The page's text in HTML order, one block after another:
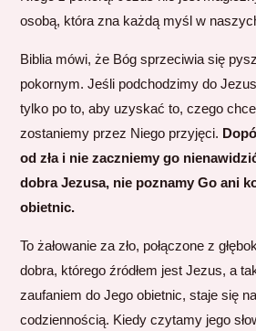
osobą, która zna każdą myśl w
Biblia mówi, że Bóg sprzeciwia się
pokornym. Jeśli podchodzimy do
tylko po to, aby uzyskać to, czego
zostaniemy przez Niego przyjęci.
od zła i nie zaczniemy go
dobra Jezusa, nie poznamy Go ani
obietnic.
To żałowanie za zło, połączone z
dobra, którego źródłem jest Jezus, a
zaufaniem do Jego obietnic, staje się
codziennością. Kiedy czytamy jego